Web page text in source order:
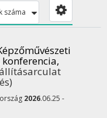
száma
2026.06.25 -